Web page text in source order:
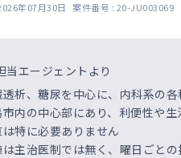
年07月30日 案件番号 : 20-JU003069
当エージェントより
透析、糖尿を中心に、内科系の
市内の中心部にあり、利便性や生
は特に必要ありません
は主治医制では無く、曜日ごと